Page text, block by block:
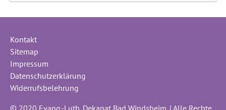
Kontakt
Sitemap
Impressum
Datenschutzerklärung
Widerrufsbelehrung
© 2020 Evang.-Luth. Dekanat Bad Windsheim. | Alle Rechte